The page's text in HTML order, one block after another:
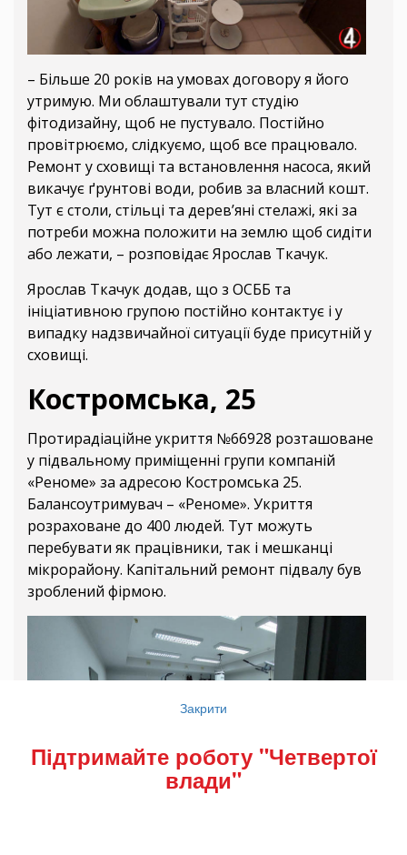
– Більше 20 років на умовах договору я його
утримую. Ми облаштували тут студію
фітодизайну, щоб не пустувало. Постійно
провітрюємо, слідкуємо, щоб все працювало.
Ремонт у сховищі та встановлення насоса, який
викачує ґрунтові води, робив за власний кошт.
Тут є столи, стільці та дерев’яні стелажі, які за
потреби можна положити на землю щоб сидіти
або лежати, – розповідає Ярослав Ткачук.
Ярослав Ткачук додав, що з ОСББ та
ініціативною групою постійно контактує і у
випадку надзвичайної ситуації буде присутній у
сховищі.
Костромська, 25
Протирадіаційне укриття №66928 розташоване
у підвальному приміщенні групи компаній
«Реноме» за адресою Костромська 25.
Балансоутримувач – «Реноме». Укриття
розраховане до 400 людей. Тут можуть
перебувати як працівники, так і мешканці
мікрорайону. Капітальний ремонт підвалу був
зроблений фірмою.
Закрити
Підтримайте роботу "Четвертої
влади"